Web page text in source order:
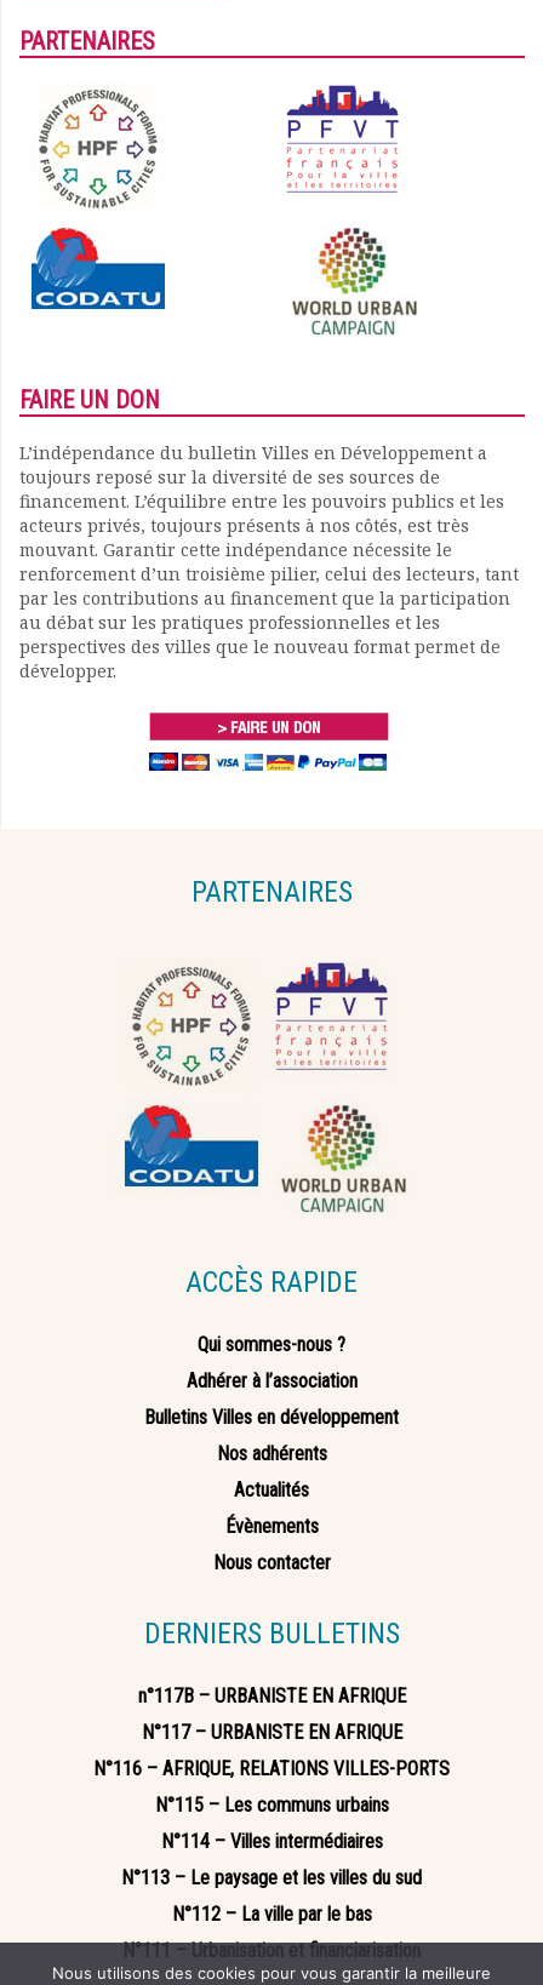
PARTENAIRES
FAIRE UN DON
L’indépendance du bulletin Villes en Développement a
toujours reposé sur la diversité de ses sources de
financement. L’équilibre entre les pouvoirs publics et les
acteurs privés, toujours présents à nos côtés, est très
mouvant. Garantir cette indépendance nécessite le
renforcement d’un troisième pilier, celui des lecteurs, tant
par les contributions au financement que la participation
au débat sur les pratiques professionnelles et les
perspectives des villes que le nouveau format permet de
développer.
PARTENAIRES
ACCÈS RAPIDE
Qui sommes-nous ?
Adhérer à l’association
Bulletins Villes en développement
Nos adhérents
Actualités
Évènements
Nous contacter
DERNIERS BULLETINS
n°117B – URBANISTE EN AFRIQUE
N°117 – URBANISTE EN AFRIQUE
N°116 – AFRIQUE, RELATIONS VILLES-PORTS
N°115 – Les communs urbains
N°114 – Villes intermédiaires
N°113 – Le paysage et les villes du sud
N°112 – La ville par le bas
N°111 – Urbanisation et financiarisation
Nous utilisons des cookies pour vous garantir la meilleure